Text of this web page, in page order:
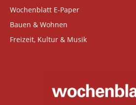
Wochenblatt E-Paper
Bauen & Wohnen
Freizeit, Kultur & Musik